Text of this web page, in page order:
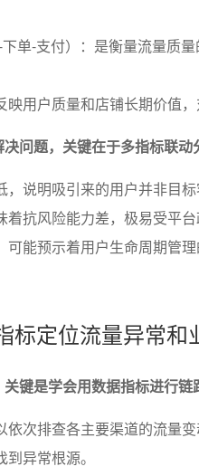
单-支付）：是衡量流量质
映用户质量和店铺长期价值
问题，关键在于多指标联
，说明吸引来的用户并非目
抗风险能力差，极易受平台
可能预示着用户生命周期管
标定位流量异常和
键是学会用数据指标进行链
依次排查各主要渠道的流量
异常根源。